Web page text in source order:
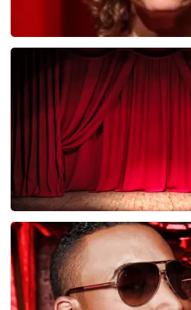
Esther van der Voort
laatste 30 minuten
BESTEL NU
Job Knoester
247laatste 30 minuten
BESTEL NU